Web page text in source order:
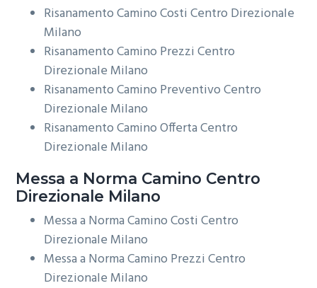
Risanamento Camino Costi Centro Direzionale
Milano
Risanamento Camino Prezzi Centro
Direzionale Milano
Risanamento Camino Preventivo Centro
Direzionale Milano
Risanamento Camino Offerta Centro
Direzionale Milano
Messa a Norma Camino Centro
Direzionale Milano
Messa a Norma Camino Costi Centro
Direzionale Milano
Messa a Norma Camino Prezzi Centro
Direzionale Milano